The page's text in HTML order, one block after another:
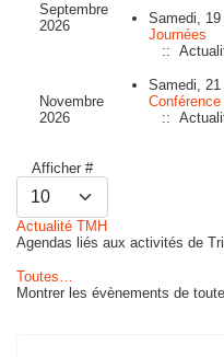
Septembre
2026
Samedi,
::
Novembre
2026
Samedi,
::
Limite de la pagination
Afficher #
Actualité TMH
Agendas liés aux activités de
Toutes…
Montrer les évènements de